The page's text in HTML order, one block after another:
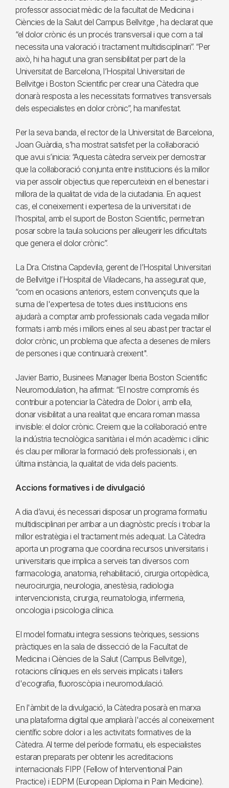
professor associat mèdic de la facultat de Medicina i
Ciències de la Salut del Campus Bellvitge , ha declarat que
“el dolor crònic és un procés transversal i que com a tal
necessita una valoració i tractament multidisciplinari”. “Per
això, hi ha hagut una gran sensibilitat per part de la
Universitat de Barcelona, l’Hospital Universitari de
Bellvitge i Boston Scientific per crear una Càtedra que
donarà resposta a les necessitats formatives transversals
dels especialistes en dolor crònic”, ha manifestat.
Per la seva banda, el rector de la Universitat de Barcelona,
Joan Guàrdia, s’ha mostrat satisfet per la col·laboració
que avui s’inicia: “Aquesta càtedra serveix per demostrar
que la col·laboració conjunta entre institucions és la millor
via per assolir objectius que repercuteixin en el benestar i
millora de la qualitat de vida de la ciutadania. En aquest
cas, el coneixement i expertesa de la universitat i de
l’hospital, amb el suport de Boston Scientific, permetran
posar sobre la taula solucions per alleugerir les dificultats
que genera el dolor crònic”.
La Dra. Cristina Capdevila, gerent de l’Hospital Universitari
de Bellvitge i l’Hospital de Viladecans, ha assegurat que,
“com en ocasions anteriors, estem convençuts que la
suma de l'expertesa de totes dues institucions ens
ajudarà a comptar amb professionals cada vegada millor
formats i amb més i millors eines al seu abast per tractar el
dolor crònic, un problema que afecta a desenes de milers
de persones i que continuarà creixent".
Javier Barrio, Businees Manager Iberia Boston Scientific
Neuromodulation, ha afirmat: “El nostre compromís és
contribuir a potenciar la Càtedra de Dolor i, amb ella,
donar visibilitat a una realitat que encara roman massa
invisible: el dolor crònic. Creiem que la col·laboració entre
la indústria tecnològica sanitària i el món acadèmic i clínic
és clau per millorar la formació dels professionals i, en
última instància, la qualitat de vida dels pacients.
Accions formatives i de divulgació
A dia d’avui, és necessari disposar un programa formatiu
multidisciplinari per arribar a un diagnòstic precís i trobar la
millor estratègia i el tractament més adequat. La Càtedra
aporta un programa que coordina recursos universitaris i
universitaris que implica a serveis tan diversos com
farmacologia, anatomia, rehabilitació, cirurgia ortopèdica,
neurocirurgia, neurologia, anestèsia, radiologia
intervencionista, cirurgia, reumatologia, infermeria,
oncologia i psicologia clínica.
El model formatiu integra sessions teòriques, sessions
pràctiques en la sala de dissecció de la Facultat de
Medicina i Ciències de la Salut (Campus Bellvitge),
rotacions clíniques en els serveis implicats i tallers
d'ecografia, fluoroscòpia i neuromodulació.
En l'àmbit de la divulgació, la Càtedra posarà en marxa
una plataforma digital que ampliarà l'accés al coneixement
científic sobre dolor i a les activitats formatives de la
Càtedra. Al terme del període formatiu, els especialistes
estaran preparats per obtenir les acreditacions
internacionals FIPP (Fellow of Interventional Pain
Practice) i EDPM (European Diploma in Pain Medicine).